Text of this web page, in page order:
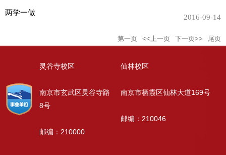
两学一做
2016-09-14
第一页 <<上一页 下一页>> 尾页
灵谷寺校区
南京市玄武区灵谷寺路
8号
邮编：210000
仙林校区
南京市栖霞区仙林大道169号
邮编：210046